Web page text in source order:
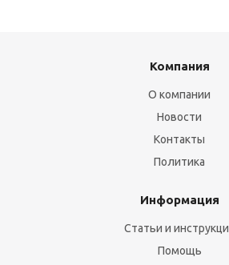
Компания
О компании
Новости
Контакты
Политика
Информация
Статьи и
Помощь